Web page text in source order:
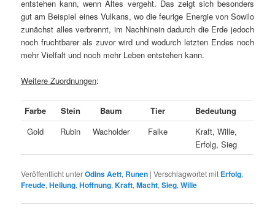
entstehen kann, wenn Altes vergeht. Das zeigt sich besonders
gut am Beispiel eines Vulkans, wo die feurige Energie von Sowilo
zunächst alles verbrennt, im Nachhinein dadurch die Erde jedoch
noch fruchtbarer als zuvor wird und wodurch letzten Endes noch
mehr Vielfalt und noch mehr Leben entstehen kann.
Weitere Zuordnungen:
Farbe Stein Baum Tier
Bedeutung
Gold
Rubin Wacholder Falke
Kraft, Wille,
Erfolg, Sieg
Veröffentlicht unterOdins Aett, Runen |Verschlagwortet mit Erfolg,
Freude,Heilung,Hoffnung,Kraft,Macht,Sieg,Wille